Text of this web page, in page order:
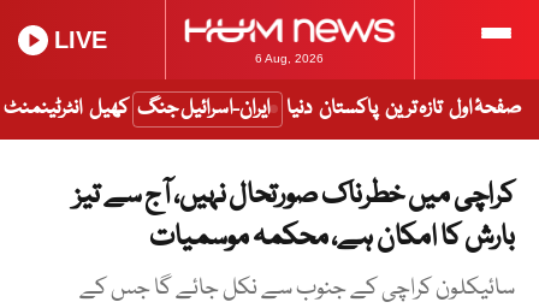
6 Aug, 2026
LIVE
صفحۂ اول تازہ ترین پاکستان دنیا ایران-اسرائیل جنگ کھیل انٹرٹینمنٹ
کراچی میں خطرناک صورتحال نہیں، آج سے تیز
بارش کا امکان ہے، محکمہ موسمیات
سائیکلون کراچی کے جنوب سے نکل جائے گا جس کے